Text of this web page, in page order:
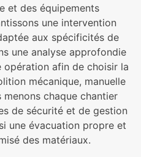
et des équipements
une intervention
aux spécificités de
une analyse approfondie
afin de choisir la
mécanique, manuelle
chaque chantier
de sécurité et de gestion
une évacuation propre et
des matériaux.